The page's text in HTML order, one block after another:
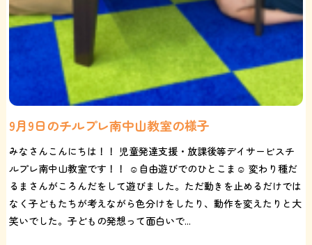
9月9日のチルプレ南中山教室の様子
みなさんこんにちは！！ 児童発達支援・放課後等デイサービスチ
ルプレ南中山教室です！！ ☺️自由遊びでのひとこま☺️ 変わり種だ
るまさんがころんだをして遊びました。ただ動きを止めるだけでは
なく子どもたちが考えながら色分けをしたり、動作を変えたりと大
笑いでした。子どもの発想って面白いで...